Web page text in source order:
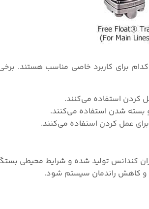
برای کاربرد خاصی مناسب هستند.
کردن استفاده می‌کنند.
و بسته شدن استفاده می‌کنند.
عمل کردن استفاده می‌کنند.
کندانس تولید شده و شرایط محیطی
و کاهش راندمان سیستم شود.